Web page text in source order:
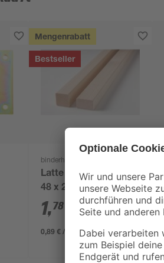
Mengenrabatt
Bestseller
binderholz
Latte sägerau 2000 x
48 x 24 mm
1,78
0,89 € / Meter